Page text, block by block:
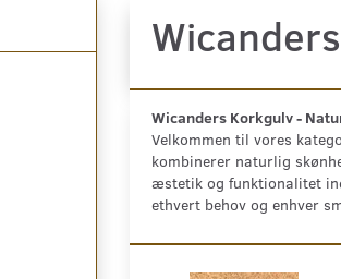
Wicanders Korkgulv -
Velkommen til vores
kombinerer naturlig
æstetik og funktionalitet
ethvert behov og enhver